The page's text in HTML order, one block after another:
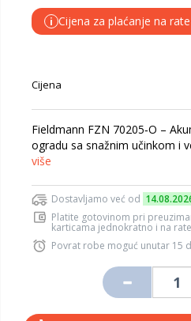
i Cijena za plaćanje na
Cijena
Fieldmann FZN 70205‑O –
ogradu sa snažnim učinkom i
više
Dostavljamo već od
Platite gotovinom pri
karticama jednokratno i na rate
Povrat robe moguć unutar 15